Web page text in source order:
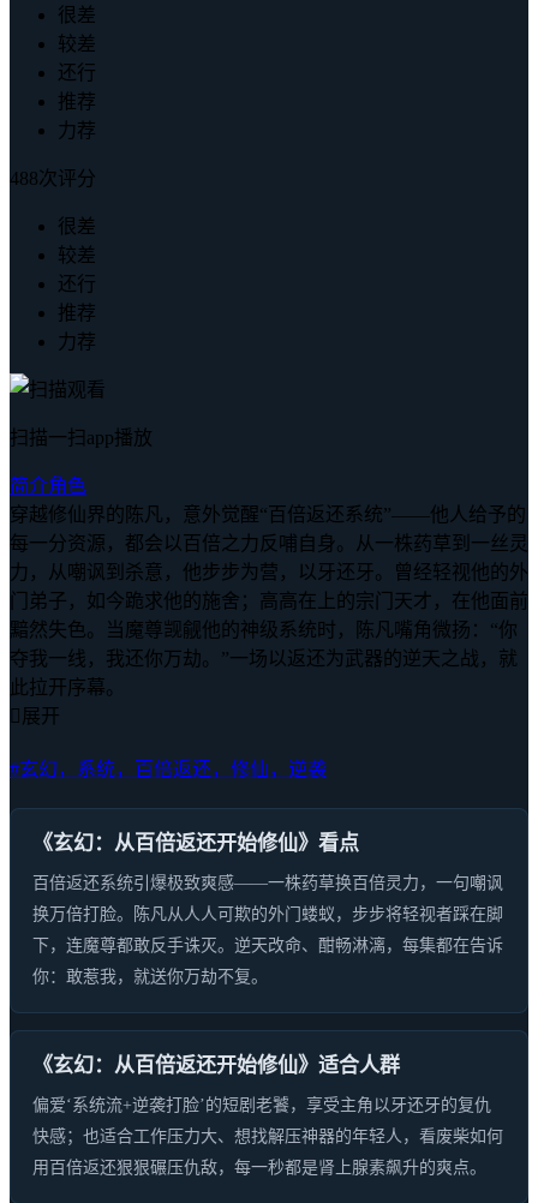
很差
较差
还行
推荐
力荐
488次评分
很差
较差
还行
推荐
力荐
扫描一扫app播放
简介角色
穿越修仙界的陈凡，意外觉醒“百倍返还系统”——他人给予的
每一分资源，都会以百倍之力反哺自身。从一株药草到一丝灵
力，从嘲讽到杀意，他步步为营，以牙还牙。曾经轻视他的外
门弟子，如今跪求他的施舍；高高在上的宗门天才，在他面前
黯然失色。当魔尊觊觎他的神级系统时，陈凡嘴角微扬：“你
夺我一线，我还你万劫。”一场以返还为武器的逆天之战，就
此拉开序幕。
 展开
#玄幻，系统，百倍返还，修仙，逆袭
《玄幻：从百倍返还开始修仙》看点
百倍返还系统引爆极致爽感——一株药草换百倍灵力，一句嘲讽
换万倍打脸。陈凡从人人可欺的外门蝼蚁，步步将轻视者踩在脚
下，连魔尊都敢反手诛灭。逆天改命、酣畅淋漓，每集都在告诉
你：敢惹我，就送你万劫不复。
《玄幻：从百倍返还开始修仙》适合人群
偏爱‘系统流+逆袭打脸’的短剧老饕，享受主角以牙还牙的复仇
快感；也适合工作压力大、想找解压神器的年轻人，看废柴如何
用百倍返还狠狠碾压仇敌，每一秒都是肾上腺素飙升的爽点。